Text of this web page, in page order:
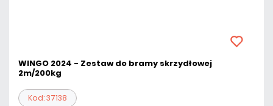
WINGO 2024 - Zestaw do bramy skrzydłowej
2m/200kg
Kod: 37138